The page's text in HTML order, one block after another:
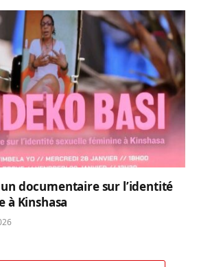
documentaire sur l’identité
à Kinshasa